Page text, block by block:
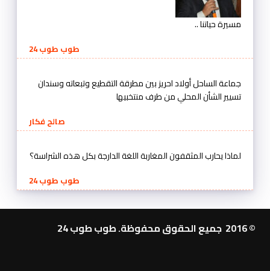
مسيرة حياتنا ..
طوب طوب 24
جماعة الساحل أولاد احريز بين مطرقة التقطيع وتبعاته وسندان
تسيير الشأن المحلي من طرف منتخبيها
صالح فكار
لماذا يحارب المثقفون المغاربة اللغة الدارجة بكل هذه الشراسة؟
طوب طوب 24
© 2016 جميع الحقوق محفوظة. طوب طوب 24